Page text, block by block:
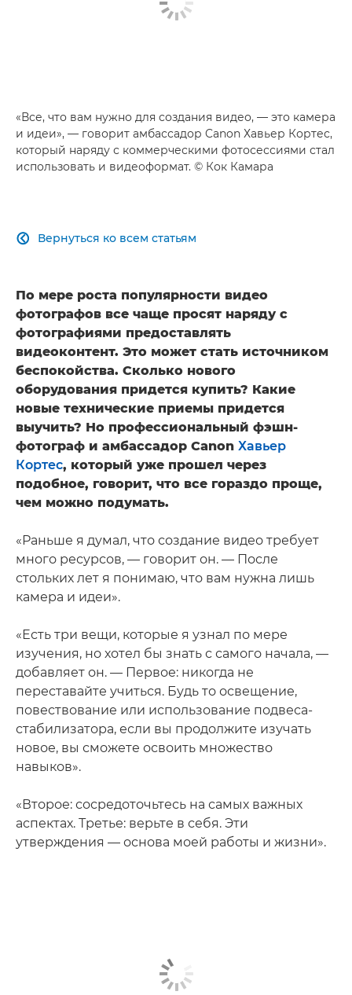
«Все, что вам нужно для создания видео, — это камера
и идеи», — говорит амбассадор Canon Хавьер Кортес,
который наряду с коммерческими фотосессиями стал
использовать и видеоформат. © Кок Камара
Вернуться ко всем статьям

По мере роста популярности видео
фотографов все чаще просят наряду с
фотографиями предоставлять
видеоконтент. Это может стать источником
беспокойства. Сколько нового
оборудования придется купить? Какие
новые технические приемы придется
выучить? Но профессиональный фэшн-
фотограф и амбассадор Canon Хавьер
Кортес, который уже прошел через
подобное, говорит, что все гораздо проще,
чем можно подумать.
«Раньше я думал, что создание видео требует
много ресурсов, — говорит он. — После
стольких лет я понимаю, что вам нужна лишь
камера и идеи».
«Есть три вещи, которые я узнал по мере
изучения, но хотел бы знать с самого начала, —
добавляет он. — Первое: никогда не
переставайте учиться. Будь то освещение,
повествование или использование подвеса-
стабилизатора, если вы продолжите изучать
новое, вы сможете освоить множество
навыков».
«Второе: сосредоточьтесь на самых важных
аспектах. Третье: верьте в себя. Эти
утверждения — основа моей работы и жизни».